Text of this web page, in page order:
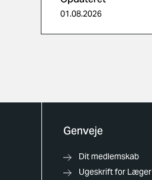
01.08.2026
Genveje
Dit medlemskab
Ugeskrift for Læger